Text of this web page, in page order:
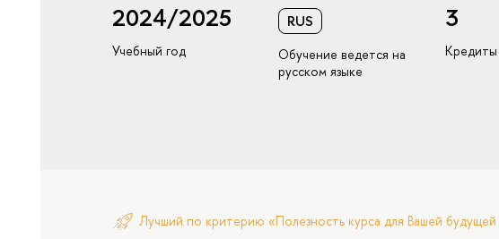
2024/2025
Учебный год
RUS
Обучение ведется на
русском языке
3
Кредиты
Лучший по критерию «Полезность курса для Вашей будущей